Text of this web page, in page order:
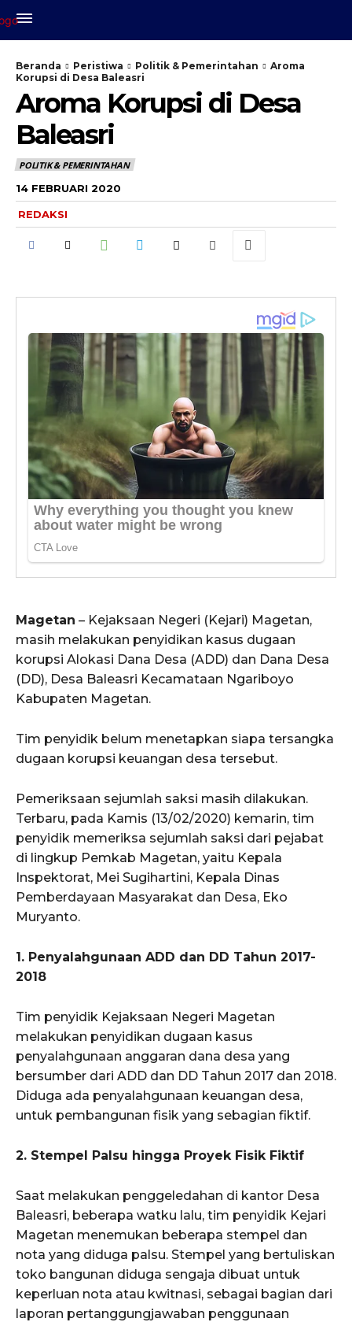
Beranda Peristiwa Politik & Pemerintahan
Aroma
Korupsi di Desa Baleasri
Aroma Korupsi di Desa
Baleasri
POLITIK & PEMERINTAHAN
14 FEBRUARI 2020
REDAKSI
Magetan – Kejaksaan Negeri (Kejari) Magetan,
masih melakukan penyidikan kasus dugaan
korupsi Alokasi Dana Desa (ADD) dan Dana Desa
(DD), Desa Baleasri Kecamataan Ngariboyo
Kabupaten Magetan.
Tim penyidik belum menetapkan siapa tersangka
dugaan korupsi keuangan desa tersebut.
Pemeriksaan sejumlah saksi masih dilakukan.
Terbaru, pada Kamis (13/02/2020) kemarin, tim
penyidik memeriksa sejumlah saksi dari pejabat
di lingkup Pemkab Magetan, yaitu Kepala
Inspektorat, Mei Sugihartini, Kepala Dinas
Pemberdayaan Masyarakat dan Desa, Eko
Muryanto.
1. Penyalahgunaan ADD dan DD Tahun 2017-
2018
Tim penyidik Kejaksaan Negeri Magetan
melakukan penyidikan dugaan kasus
penyalahgunaan anggaran dana desa yang
bersumber dari ADD dan DD Tahun 2017 dan 2018.
Diduga ada penyalahgunaan keuangan desa,
untuk pembangunan fisik yang sebagian fiktif.
2. Stempel Palsu hingga Proyek Fisik Fiktif
Saat melakukan penggeledahan di kantor Desa
Baleasri, beberapa watku lalu, tim penyidik Kejari
Magetan menemukan beberapa stempel dan
nota yang diduga palsu. Stempel yang bertuliskan
toko bangunan diduga sengaja dibuat untuk
keperluan nota atau kwitnasi, sebagai bagian dari
laporan pertanggungjawaban penggunaan